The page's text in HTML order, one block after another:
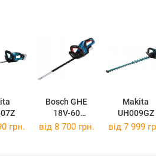
Bosch GHE
18V-60
Professional
Makita
UH009GZ
грн. від 8 700 грн. від 7 999